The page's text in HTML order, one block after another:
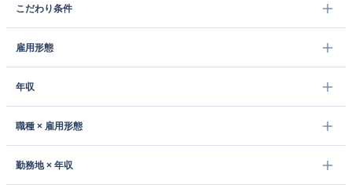
こだわり条件
雇用形態
年収
職種 × 雇用形態
勤務地 × 年収